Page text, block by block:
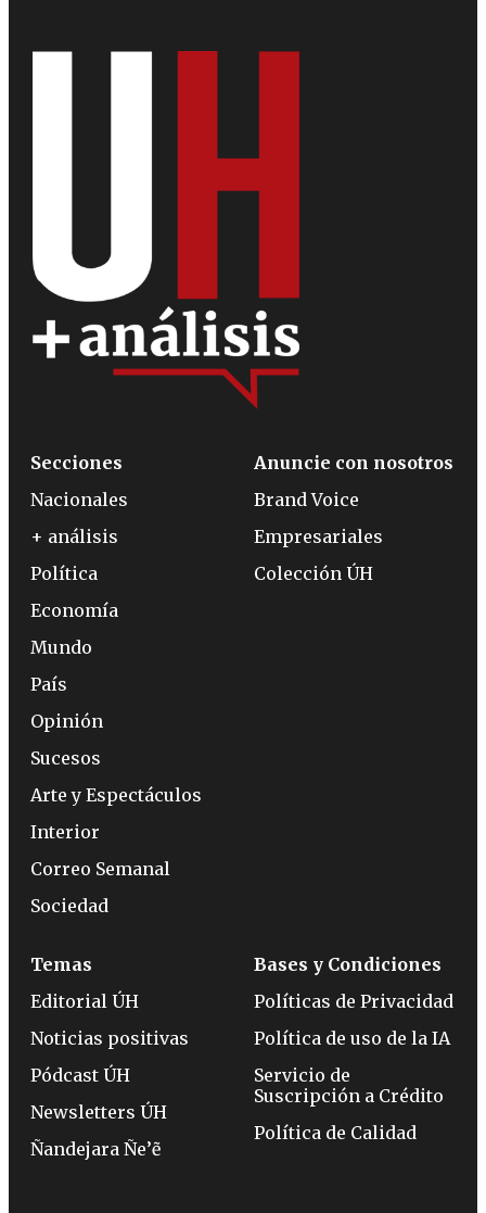
Secciones
Nacionales
+ análisis
Política
Economía
Mundo
País
Opinión
Sucesos
Arte y Espectáculos
Interior
Correo Semanal
Sociedad
Anuncie con nosotros
Brand Voice
Empresariales
Colección ÚH
Temas
Editorial ÚH
Noticias positivas
Pódcast ÚH
Newsletters ÚH
Ñandejara Ñe’ẽ
Bases y Condiciones
Políticas de Privacidad
Política de uso de la IA
Servicio de
Suscripción a Crédito
Política de Calidad